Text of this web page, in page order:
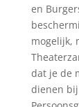
en
mogelijk,
dat je de
dienen